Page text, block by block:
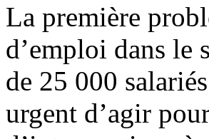
La première
d’emploi dans le
de 25 000
urgent d’agir